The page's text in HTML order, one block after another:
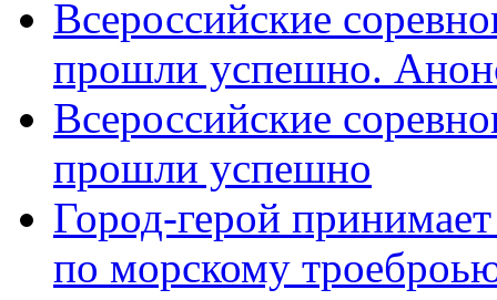
Всероссийские
прошли успешно.
Всероссийские
прошли успешно
Город-герой
по морскому